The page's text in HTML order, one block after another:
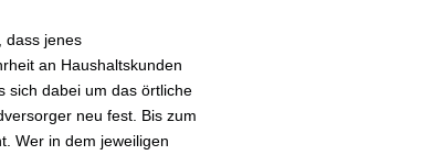
dass jenes
an Haushaltskunden
sich dabei um das örtliche
neu fest. Bis zum
Wer in dem jeweiligen